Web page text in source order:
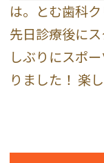
は。とむ歯科
先日診療後に
しぶりにスポ
りました！ 楽